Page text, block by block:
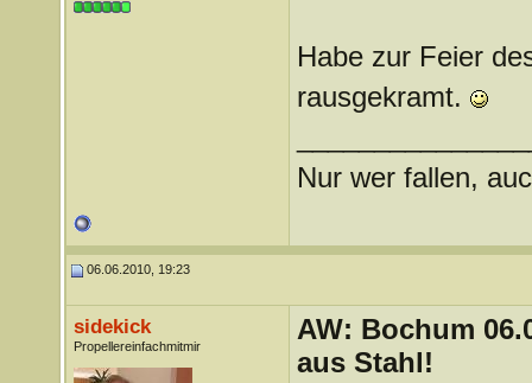
Habe zur Feier
rausgekramt.
Nur wer fallen,
06.06.2010, 19:23
sidekick
Propellereinfachmitmir
AW: Bochum
aus Stahl!